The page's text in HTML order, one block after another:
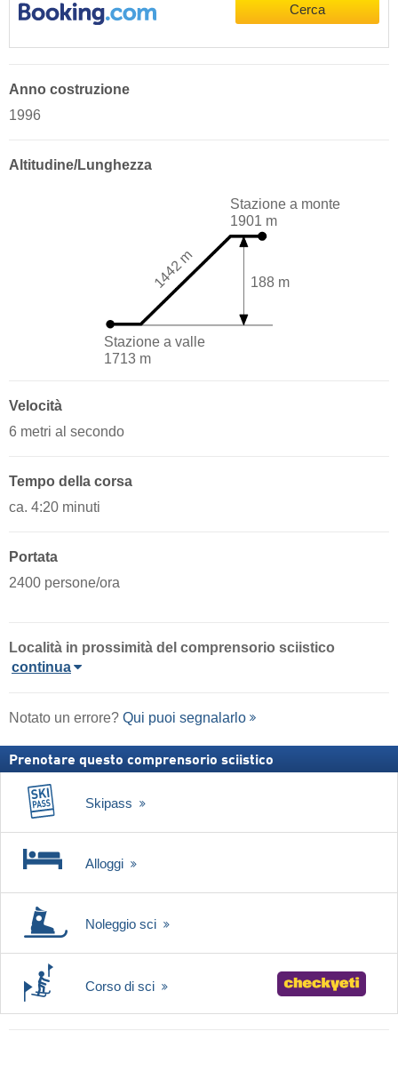
Cerca
Anno costruzione
1996
Altitudine/Lunghezza
Stazione a valle
1713 m
Stazione a monte
1901 m
188 m
1442 m
Velocità
6 metri al secondo
Tempo della corsa
ca. 4:20 minuti
Portata
2400 persone/ora
Località in prossimità del comprensorio sciistico
continua
Notato un errore? Qui puoi segnalarlo
Prenotare questo comprensorio sciistico
Skipass
Alloggi
Noleggio sci
Corso di sci